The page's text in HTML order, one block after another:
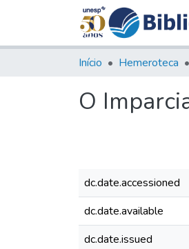
Início Hemeroteca
O
dc.date.accessioned
dc.date.available
dc.date.issued